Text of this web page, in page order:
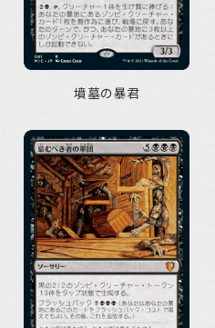
墳墓の暴君